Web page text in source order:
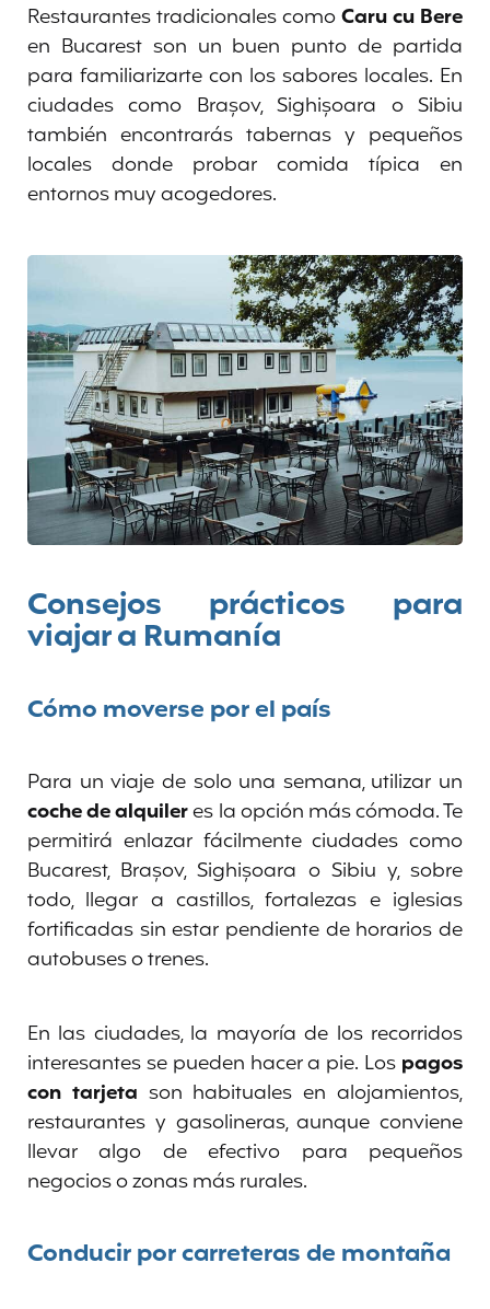
Restaurantes tradicionales comoCaru cu Bere
en Bucarest son un buen punto de partida
para familiarizarte con los sabores locales. En
ciudades como Brașov, Sighișoara o Sibiu
también encontrarás tabernas y pequeños
locales donde probar comida típica en
entornos muy acogedores.
Consejos prácticos para
viajar a Rumanía
Cómo moverse por el país
Para un viaje de solo una semana, utilizar un
coche de alquileres la opción más cómoda. Te
permitirá enlazar fácilmente ciudades como
Bucarest, Brașov, Sighișoara o Sibiu y, sobre
todo, llegar a castillos, fortalezas e iglesias
fortificadas sin estar pendiente de horarios de
autobuses o trenes.
En las ciudades, la mayoría de los recorridos
interesantes se pueden hacer a pie. Los pagos
con tarjeta son habituales en alojamientos,
restaurantes y gasolineras, aunque conviene
llevar algo de efectivo para pequeños
negocios o zonas más rurales.
Conducir por carreteras de montaña